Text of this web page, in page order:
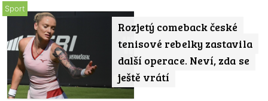
Rozjetý comeback české
tenisové rebelky zastavila
další operace. Neví, zda se
ještě vrátí
Sport